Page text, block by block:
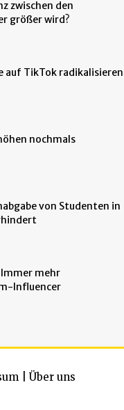
zwischen den
größer wird?
auf TikTok radikalisieren
nochmals
von Studenten in
mehr
Influencer
Über uns